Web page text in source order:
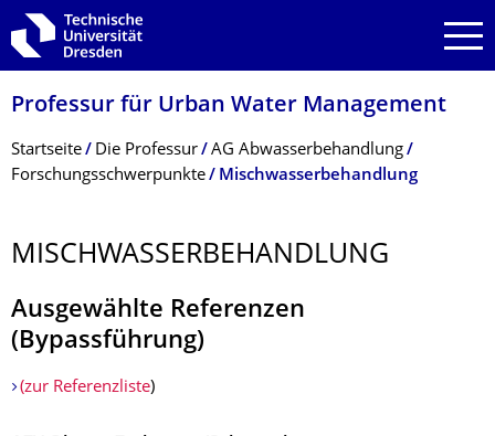
Zur Hauptnavigation springen
Zur Suche springen
Zum Inhalt springen
Professur für Urban Water Management
Breadcrumb-Menü
Startseite Die Professur
AG Abwasserbehandlung
Forschungsschwerpunkte
Mischwasserbehandlung
MISCHWASSERBE­HANDLUNG
Ausgewählte Referenzen
(Bypassführung)
(zur Referenzliste)